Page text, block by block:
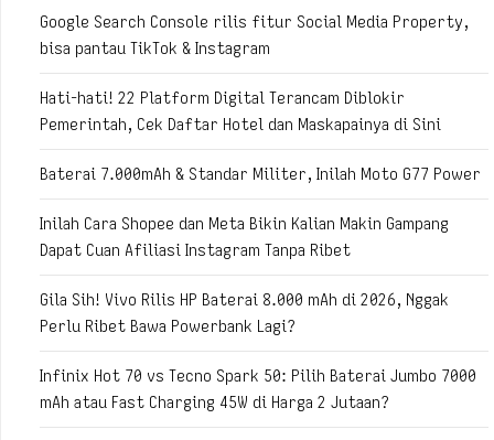
Google Search Console rilis fitur Social Media Property,
bisa pantau TikTok & Instagram
Hati-hati! 22 Platform Digital Terancam Diblokir
Pemerintah, Cek Daftar Hotel dan Maskapainya di Sini
Baterai 7.000mAh & Standar Militer, Inilah Moto G77 Power
Inilah Cara Shopee dan Meta Bikin Kalian Makin Gampang
Dapat Cuan Afiliasi Instagram Tanpa Ribet
Gila Sih! Vivo Rilis HP Baterai 8.000 mAh di 2026, Nggak
Perlu Ribet Bawa Powerbank Lagi?
Infinix Hot 70 vs Tecno Spark 50: Pilih Baterai Jumbo 7000
mAh atau Fast Charging 45W di Harga 2 Jutaan?